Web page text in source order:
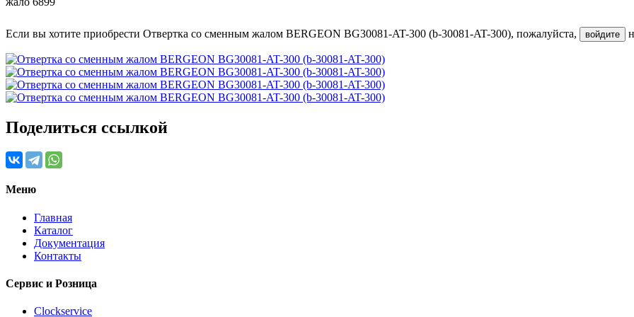
Если вы хотите приобрести Отвертка со сменным жалом BERGEON BG30081-AT-300 (b-30081-AT-300), пожалуйста, войдите
Поделиться ссылкой
Меню
Главная
Каталог
Документация
Контакты
Сервис и Розница
Clockservice